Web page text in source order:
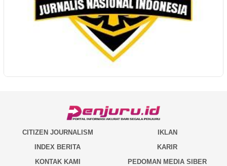
CITIZEN JOURNALISM
IKLAN
INDEX BERITA
KARIR
KONTAK KAMI
PEDOMAN MEDIA SIBER